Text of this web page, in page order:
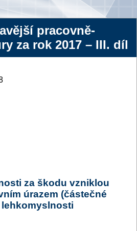
pracovně-
za rok 2017 – III. díl
za škodu vzniklou
úrazem (částečné